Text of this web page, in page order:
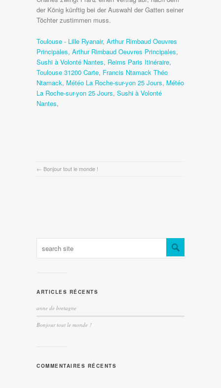
Toulouse - Lille Ryanair, Arthur Rimbaud Oeuvres
Principales, Arthur Rimbaud Oeuvres Principales,
Sushi à Volonté Nantes, Reims Paris Itinéraire,
Toulouse 31200 Carte, Francis Ntamack Théo
Ntamack, Météo La Roche-sur-yon 25 Jours, Météo
La Roche-sur-yon 25 Jours, Sushi à Volonté
Nantes,
← Bonjour tout le monde !
ARTICLES RÉCENTS
anne de bretagne
Bonjour tout le monde !
COMMENTAIRES RÉCENTS